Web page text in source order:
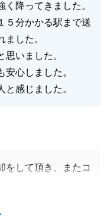
降ってきました。
５分かかる駅まで送
した。
いました。
心しました。
感じました。
をして頂き、またコ
ことが出来ました。